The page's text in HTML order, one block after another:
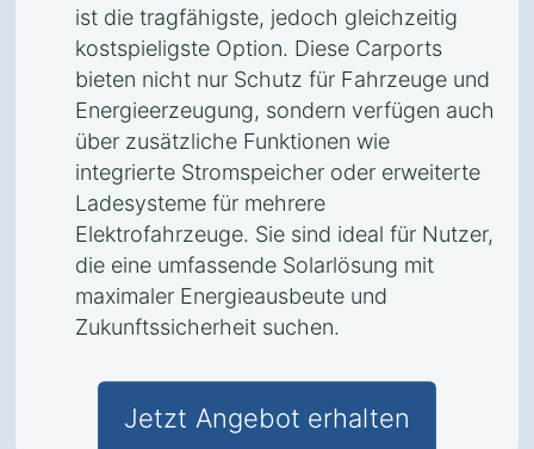
ist die tragfähigste, jedoch gleichzeitig
kostspieligste Option. Diese Carports
bieten nicht nur Schutz für Fahrzeuge und
Energieerzeugung, sondern verfügen auch
über zusätzliche Funktionen wie
integrierte Stromspeicher oder erweiterte
Ladesysteme für mehrere
Elektrofahrzeuge. Sie sind ideal für Nutzer,
die eine umfassende Solarlösung mit
maximaler Energieausbeute und
Zukunftssicherheit suchen.
Jetzt Angebot erhalten